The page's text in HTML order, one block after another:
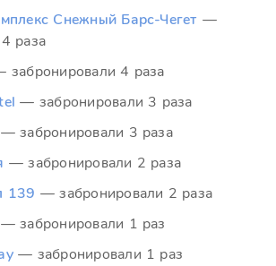
Снежный Барс-Чегет —
раза
забронировали 4 раза
— забронировали 3 раза
— забронировали 3 раза
— забронировали 2 раза
139 — забронировали 2 раза
— забронировали 1 раз
— забронировали 1 раз